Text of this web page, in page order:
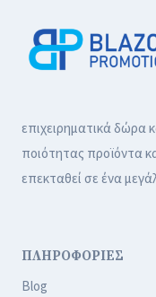
επιχειρηματικά δώρα
ποιότητας προϊόντα
επεκταθεί σε ένα
ΠΛΗΡΟΦΟΡΙΕΣ
Blog